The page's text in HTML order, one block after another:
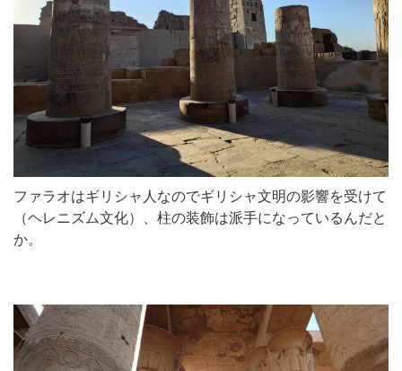
ファラオはギリシャ人なのでギリシャ文明の影響を受けて
（ヘレニズム文化）、柱の装飾は派手になっているんだと
か。